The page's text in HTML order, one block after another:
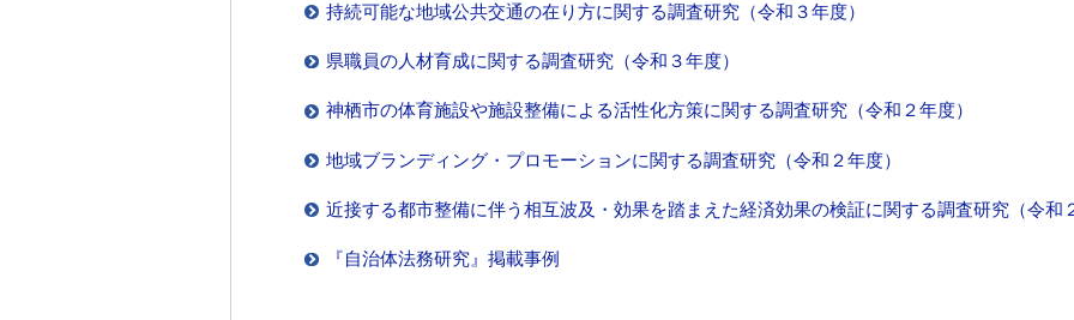
持続可能な地域公共交通の在り方に関する調査研究（令和３年度）
県職員の人材育成に関する調査研究（令和３年度）
神栖市の体育施設や施設整備による活性化方策に関する調査研究（令和２年度）
地域ブランディング・プロモーションに関する調査研究（令和２年度）
近接する都市整備に伴う相互波及・効果を踏まえた経済効果の検証に関する調査研究（令和
『自治体法務研究』掲載事例